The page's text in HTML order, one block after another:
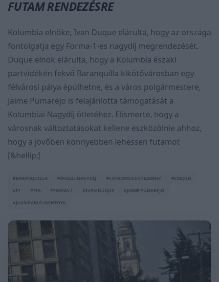
FUTAM RENDEZÉSRE
Kolumbia elnöke, Ivan Duque elárulta, hogy az országa
fontolgatja egy Forma-1-es nagydíj megrendezését.
Duque elnök elárulta, hogy a Kolumbia északi
partvidékén fekvő Baranquilla kikötővárosban egy
félvárosi pálya épülhetne, és a város polgármestere,
Jaime Pumarejo is felajánlotta támogatását a
Kolumbiai Nagydíj ötletéhez. Elismerte, hogy a
városnak változtatásokat kellene eszközölnie ahhoz,
hogy a jövőben könnyebben lehessen futamot
[&hellip;]
#BARANQUILLA #BRAZIL NAGYDÍJ #CONCORDE EGYEZMÉNY
#ENSIGN
#F1
#FIA #FORMA-1 #IVAN DUQUE
#JAIME PUMAREJO
#JUAN PABLO MONTOYA